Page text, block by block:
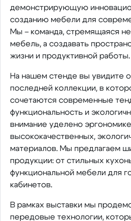
демонстрирующую
созданию мебели для
Мы – команда, стремящаяся
мебель, а создавать
жизни и продуктивной работы.
На нашем стенде вы увидите
последней коллекции, в
сочетаются современные
функциональность и
внимание уделено
высококачественных,
материалов. Мы предлагаем
продукции: от стильных
функциональной мебели для
кабинетов.
В рамках выставки мы
передовые технологии,